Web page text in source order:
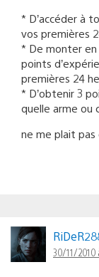
* D’accéder à
vos premières
* De monter
points
premières 24
* D’obtenir 3
quelle arme ou
ne me plait pas
30/11/2010